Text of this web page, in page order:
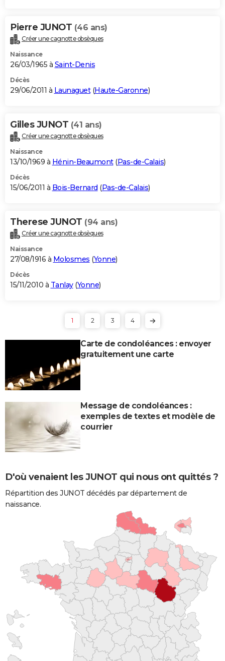
Pierre JUNOT (46 ans)
Créer une cagnotte obsèques
Naissance
26/03/1965 à Saint-Denis
Décès
29/06/2011 à Launaguet(Haute-Garonne)
Gilles JUNOT (41 ans)
Créer une cagnotte obsèques
Naissance
13/10/1969 à Hénin-Beaumont(Pas-de-Calais)
Décès
15/06/2011 à Bois-Bernard (Pas-de-Calais)
Therese JUNOT (94 ans)
Créer une cagnotte obsèques
Naissance
27/08/1916 à Molosmes (Yonne)
Décès
15/11/2010 à Tanlay(Yonne)
1 2 3 4
Carte de condoléances : envoyer
gratuitement une carte
Message de condoléances :
exemples de textes et modèle de
courrier
D'où venaient les JUNOT qui nous ont quittés ?
Répartition des JUNOT décédés par département de
naissance.